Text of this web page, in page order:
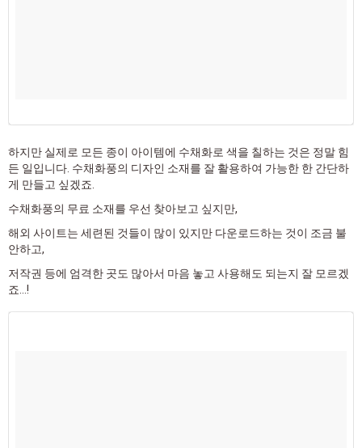
하지만 실제로 모든 종이 아이템에 수채화로 색을 칠하는 것은 정말 힘
든 일입니다. 수채화풍의 디자인 소재를 잘 활용하여 가능한 한 간단하
게 만들고 싶겠죠.
수채화풍의 무료 소재를 우선 찾아보고 싶지만,
해외 사이트는 세련된 것들이 많이 있지만 다운로드하는 것이 조금 불
안하고,
저작권 등에 엄격한 곳도 많아서 마음 놓고 사용해도 되는지 잘 모르겠
죠…!